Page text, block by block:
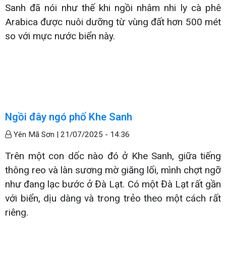
Sanh đã nói như thế khi ngồi nhâm nhi ly cà phê
Arabica được nuôi dưỡng từ vùng đất hơn 500 mét
so với mực nước biển này.
Ngồi đây ngó phố Khe Sanh
Yên Mã Sơn | 21/07/2025 - 14:36
Trên một con dốc nào đó ở Khe Sanh, giữa tiếng
thông reo và làn sương mờ giăng lối, mình chợt ngỡ
như đang lạc bước ở Đà Lạt. Có một Đà Lạt rất gần
với biển, dịu dàng và trong trẻo theo một cách rất
riêng.